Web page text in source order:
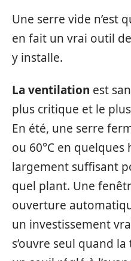
Une serre vide n’est
en fait un vrai outil de
y installe.
La ventilation est
plus critique et le
En été, une serre
ou 60°C en quelques
largement suffisant
quel plant. Une
ouverture
un investissement
s’ouvre seul quand